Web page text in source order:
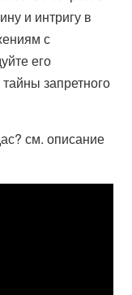
и интригу в
с
его
запретного
см. описание